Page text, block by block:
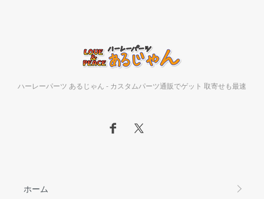
ハーレーパーツ あるじゃん - カスタムパーツ通販でゲット 取寄せも最速
ホーム